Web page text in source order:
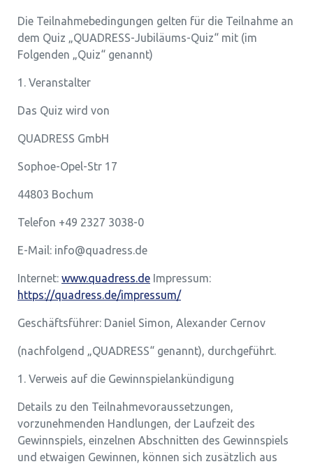
Die Teilnahmebedingungen gelten für die Teilnahme an
dem Quiz „QUADRESS-Jubiläums-Quiz“ mit (im
Folgenden „Quiz“ genannt)
1. Veranstalter
Das Quiz wird von
QUADRESS GmbH
Sophoe-Opel-Str 17
44803 Bochum
Telefon +49 2327 3038-0
E-Mail: info@quadress.de
Internet: www.quadress.de Impressum:
https://quadress.de/impressum/
Geschäftsführer: Daniel Simon, Alexander Cernov
(nachfolgend „QUADRESS“ genannt), durchgeführt.
1. Verweis auf die Gewinnspielankündigung
Details zu den Teilnahmevoraussetzungen,
vorzunehmenden Handlungen, der Laufzeit des
Gewinnspiels, einzelnen Abschnitten des Gewinnspiels
und etwaigen Gewinnen, können sich zusätzlich aus